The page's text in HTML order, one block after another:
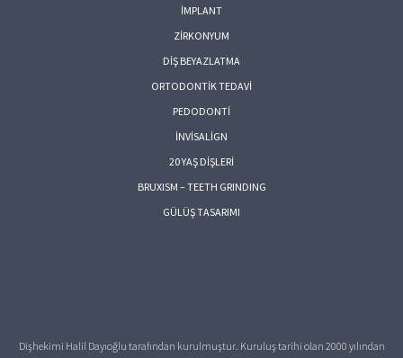
İMPLANT
ZİRKONYUM
DİŞ BEYAZLATMA
ORTODONTİK TEDAVİ
PEDODONTİ
İNVİSALİGN
20 YAŞ DİŞLERİ
BRUXISM – TEETH GRINDING
GÜLÜŞ TASARIMI
Dişhekimi Halil Dayıoğlu tarafından kurulmuştur. Kuruluş tarihi olan 2000 yılından